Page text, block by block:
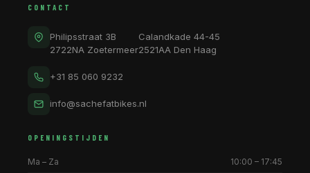
CONTACT
Philipsstraat 3B
2722NA Zoetermeer
Calandkade 44-45
2521AA Den Haag
+31 85 060 9232
info@sachefatbikes.nl
OPENINGSTIJDEN
Ma – Za 10:00 – 17:45